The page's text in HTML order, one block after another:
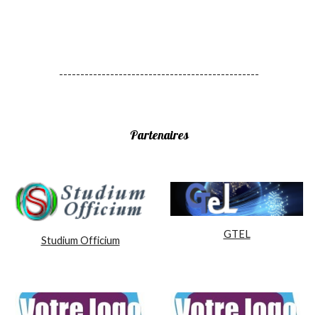
-----------------------------------------------
Partenaires
Studium Officium
GTEL